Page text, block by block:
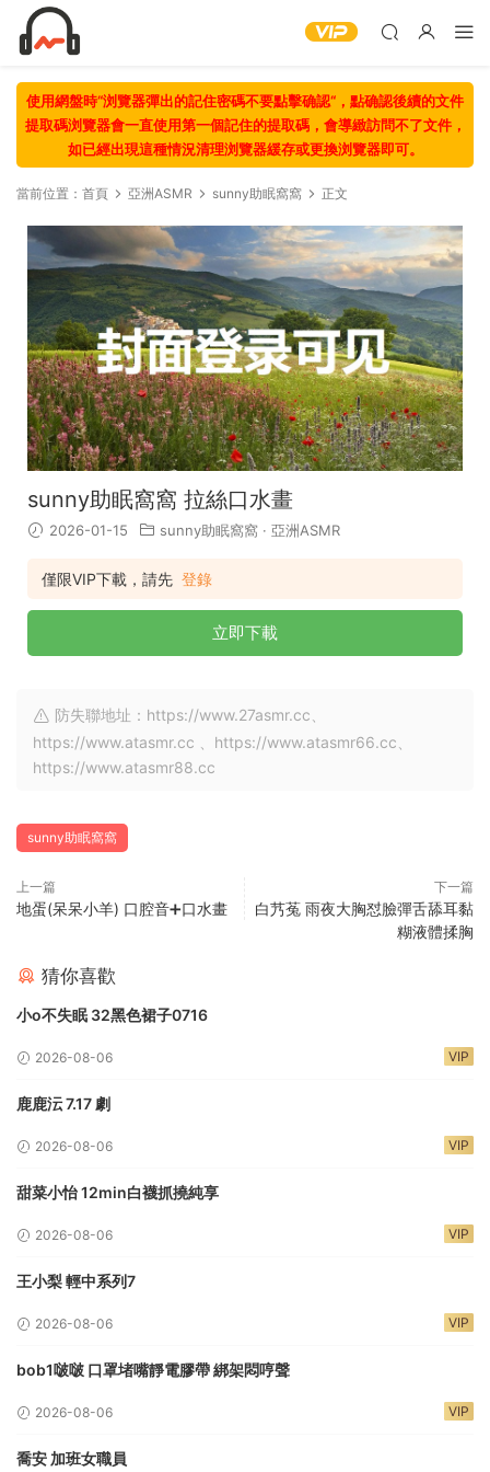
使用網盤時“浏覽器彈出的記住密碼不要點擊确認“，點确認後續的文件
提取碼浏覽器會一直使用第一個記住的提取碼，會導緻訪問不了文件，
如已經出現這種情況清理浏覽器緩存或更換浏覽器即可。
當前位置： 首頁 亞洲ASMR sunny助眠窩窩 正文
sunny助眠窩窩 拉絲口水畫
2026-01-15 sunny助眠窩窩 · 亞洲ASMR
僅限VIP下載，請先 登錄
立即下載
防失聯地址：https://www.27asmr.cc、
https://www.atasmr.cc 、https://www.atasmr66.cc、
https://www.atasmr88.cc
sunny助眠窩窩
上一篇
地蛋(呆呆小羊) 口腔音➕口水畫
下一篇
白艿菟 雨夜大胸怼臉彈舌舔耳黏
糊液體揉胸
猜你喜歡
小o不失眠 32黑色裙子0716
2026-08-06 VIP
鹿鹿沄 7.17 劇
2026-08-06 VIP
甜菜小怡 12min白襪抓撓純享
2026-08-06 VIP
王小梨 輕中系列7
2026-08-06 VIP
bob1啵啵 口罩堵嘴靜電膠帶 綁架悶哼聲
2026-08-06 VIP
喬安 加班女職員